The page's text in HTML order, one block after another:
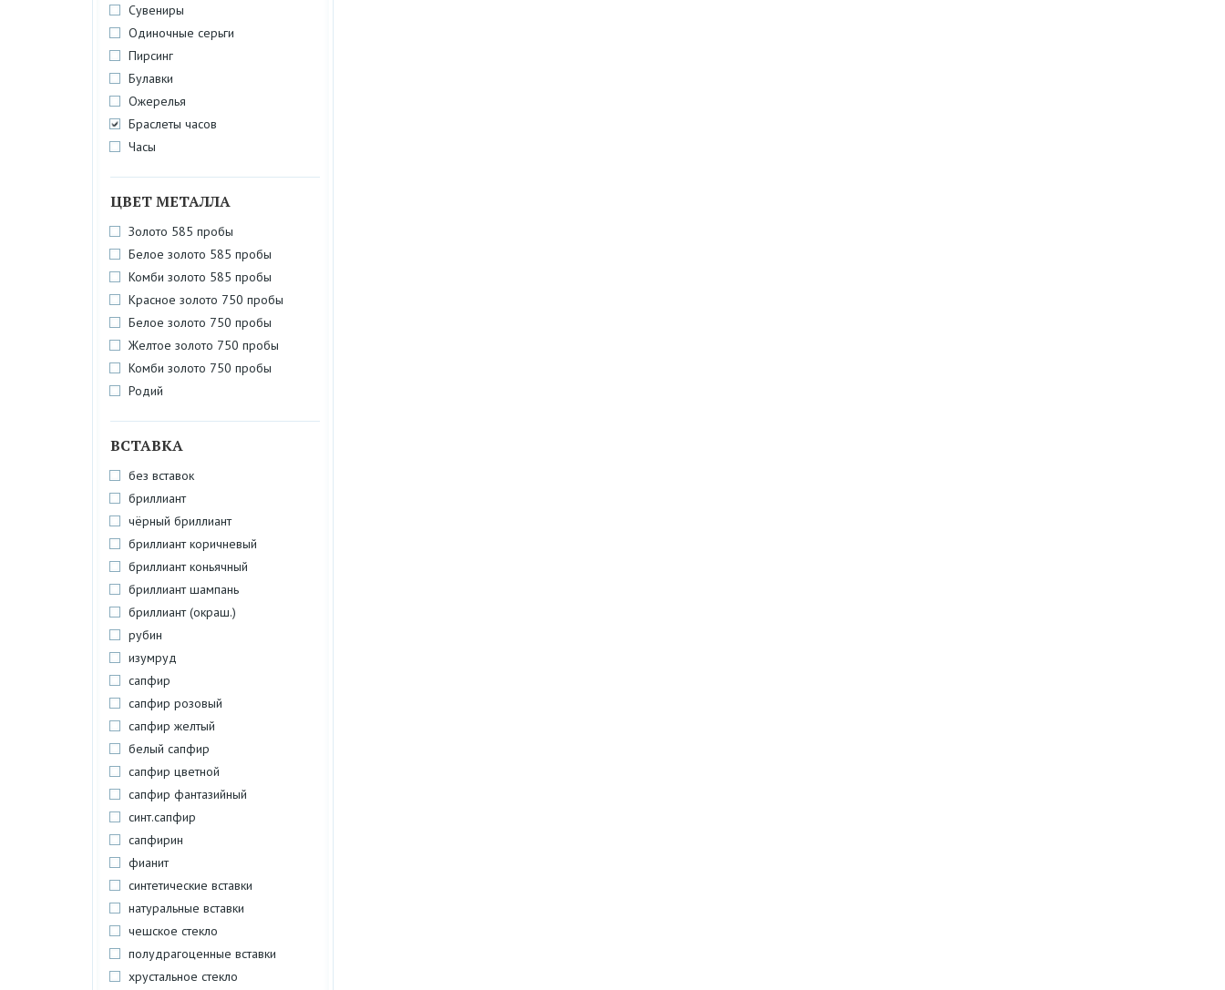
Сувениры
Одиночные серьги
Пирсинг
Булавки
Ожерелья
Браслеты часов
Часы
ЦВЕТ МЕТАЛЛА
Золото 585 пробы
Белое золото 585 пробы
Комби золото 585 пробы
Красное золото 750 пробы
Белое золото 750 пробы
Желтое золото 750 пробы
Комби золото 750 пробы
Родий
ВСТАВКА
без вставок
бриллиант
чёрный бриллиант
бриллиант коричневый
бриллиант коньячный
бриллиант шампань
бриллиант (окраш.)
рубин
изумруд
сапфир
сапфир розовый
сапфир желтый
белый сапфир
сапфир цветной
сапфир фантазийный
синт.сапфир
сапфирин
фианит
синтетические вставки
натуральные вставки
чешское стекло
полудрагоценные вставки
хрустальное стекло